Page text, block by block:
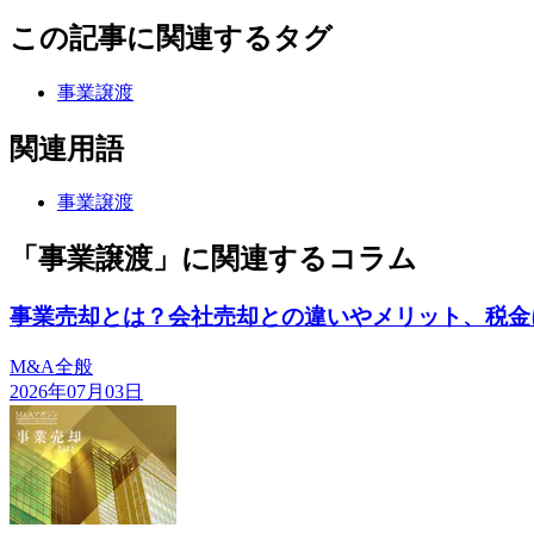
この記事に関連するタグ
事業譲渡
関連用語
事業譲渡
「事業譲渡」に関連するコラム
事業売却とは？会社売却との違いやメリット、税
M&A全般
2026年07月03日